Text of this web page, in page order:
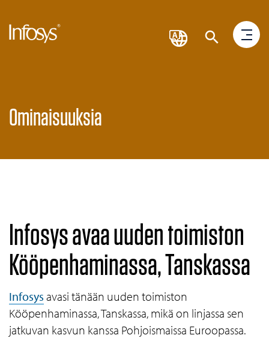
Ominaisuuksia
Infosys avaa uuden toimiston
Kööpenhaminassa, Tanskassa
Infosys avasi tänään uuden toimiston
Kööpenhaminassa, Tanskassa, mikä on linjassa sen
jatkuvan kasvun kanssa Pohjoismaissa Euroopassa.